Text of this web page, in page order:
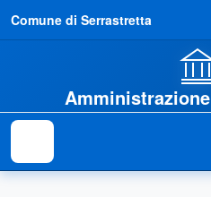
Comune di Serrastretta